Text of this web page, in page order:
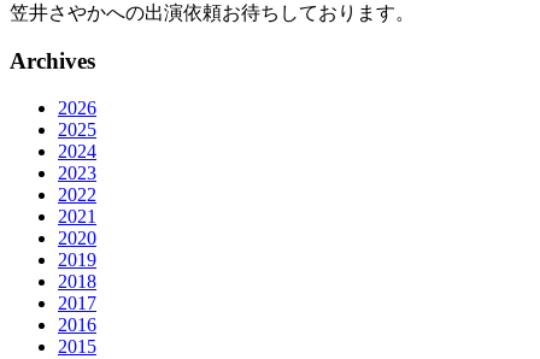
笠井さやかへの出演依頼お待ちしております。
Archives
2026
2025
2024
2023
2022
2021
2020
2019
2018
2017
2016
2015